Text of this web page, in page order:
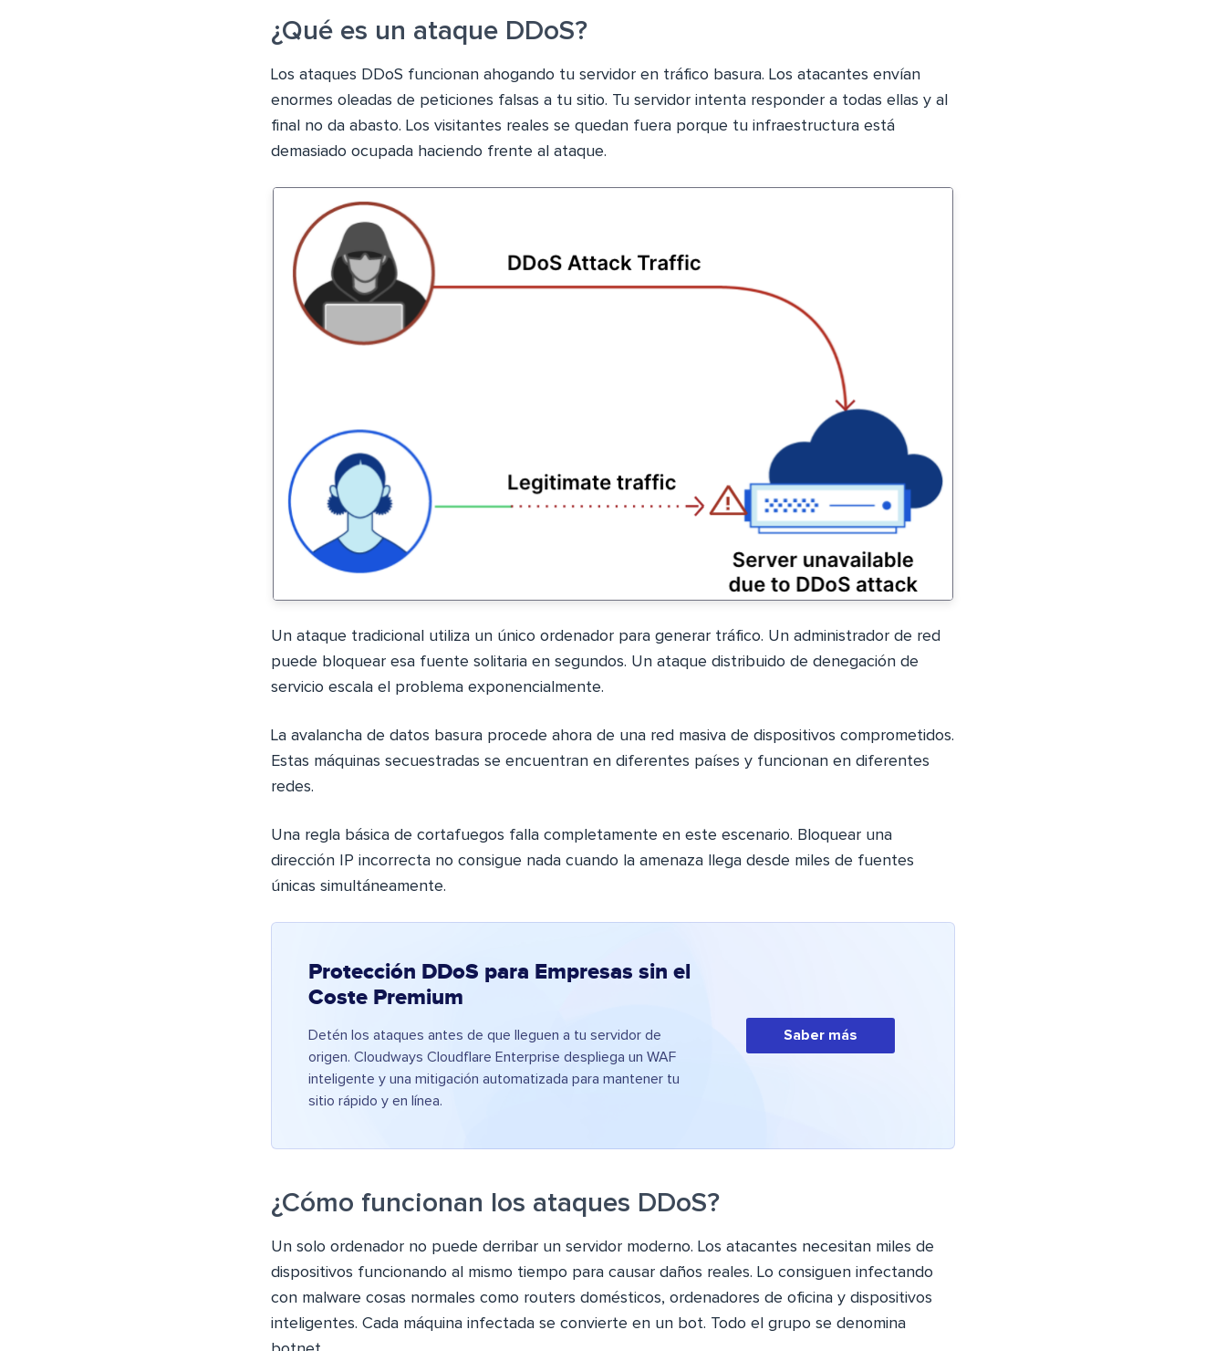
¿Qué es un ataque DDoS?
Los ataques DDoS funcionan ahogando tu servidor en tráfico basura. Los atacantes envían
enormes oleadas de peticiones falsas a tu sitio. Tu servidor intenta responder a todas ellas y al
final no da abasto. Los visitantes reales se quedan fuera porque tu infraestructura está
demasiado ocupada haciendo frente al ataque.
Un ataque tradicional utiliza un único ordenador para generar tráfico. Un administrador de red
puede bloquear esa fuente solitaria en segundos. Un ataque distribuido de denegación de
servicio escala el problema exponencialmente.
La avalancha de datos basura procede ahora de una red masiva de dispositivos comprometidos.
Estas máquinas secuestradas se encuentran en diferentes países y funcionan en diferentes
redes.
Una regla básica de cortafuegos falla completamente en este escenario. Bloquear una
dirección IP incorrecta no consigue nada cuando la amenaza llega desde miles de fuentes
únicas simultáneamente.
Protección DDoS para Empresas sin el
Coste Premium
Detén los ataques antes de que lleguen a tu servidor de
origen. Cloudways Cloudflare Enterprise despliega un WAF
inteligente y una mitigación automatizada para mantener tu
sitio rápido y en línea.
Saber más
¿Cómo funcionan los ataques DDoS?
Un solo ordenador no puede derribar un servidor moderno. Los atacantes necesitan miles de
dispositivos funcionando al mismo tiempo para causar daños reales. Lo consiguen infectando
con malware cosas normales como routers domésticos, ordenadores de oficina y dispositivos
inteligentes. Cada máquina infectada se convierte en un bot. Todo el grupo se denomina